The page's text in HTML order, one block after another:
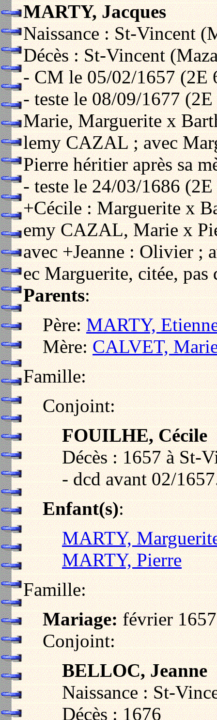
MARTY, Jacques
Naissance : St-Vincent
Décès : St-Vincent
- CM le 05/02/1657 (2E
- teste le 08/09/1677
Marie, Marguerite x
lemy CAZAL ; avec
Pierre héritier après sa
- teste le 24/03/1686
+Cécile : Marguerite x
emy CAZAL, Marie x
avec +Jeanne : Olivier ;
ec Marguerite, citée, pas
Parents:
Père:MARTY,
Mère:CALVET,
Famille:
Conjoint:
FOUILHE, Cécile
Décès : 1657 à St-
- dcd avant 02/
Enfant(s):
MARTY,
MARTY, Pierre
Famille:
Mariage:février 1657
Conjoint:
BELLOC, Jeanne
Naissance : St-
Décès : 1676